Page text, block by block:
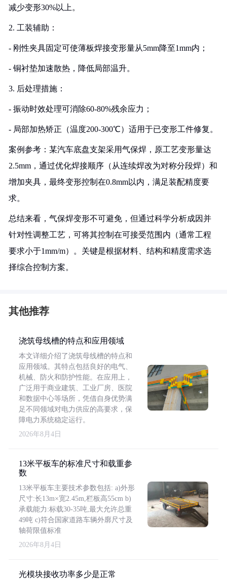
减少变形30%以上。
2. 工装辅助：
- 刚性夹具固定可使薄板焊接变形量从5mm降至1mm内；
- 铜衬垫加速散热，降低局部温升。
3. 后处理措施：
- 振动时效处理可消除60-80%残余应力；
- 局部加热矫正（温度200-300℃）适用于已变形工件修复。
案例参考：某汽车底盘支架采用气保焊，原工艺变形量达
2.5mm，通过优化焊接顺序（从连续焊改为对称分段焊）和
增加夹具，最终变形控制在0.8mm以内，满足装配精度要
求。
总结来看，气保焊变形不可避免，但通过科学分析成因并
针对性调整工艺，可将其控制在可接受范围内（通常工程
要求小于1mm/m）。关键是根据材料、结构和精度需求选
择综合控制方案。
其他推荐
浇筑母线槽的特点和应用领域
本文详细介绍了浇筑母线槽的特点和
应用领域。其特点包括良好的电气、
机械、防火和防护性能。在应用上，
广泛用于商业建筑、工业厂房、医院
和数据中心等场所，凭借自身优势满
足不同领域对电力供应的高要求，保
障电力系统稳定运行。
2026年8月4日
13米平板车的标准尺寸和载重参
数
13米平板车主要技术参数包括: a)外形
尺寸:长13m×宽2.45m,栏板高55cm b)
承载能力:标载30-35吨,最大允许总重
49吨 c)符合国家道路车辆外廓尺寸及
轴荷限值标准
2026年8月4日
光模块接收功率多少是正常